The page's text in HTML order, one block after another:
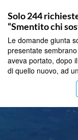
Solo 244
“Smentito chi
Le domande giunta
presentate
aveva portato, dopo
di quello nuovo, ad